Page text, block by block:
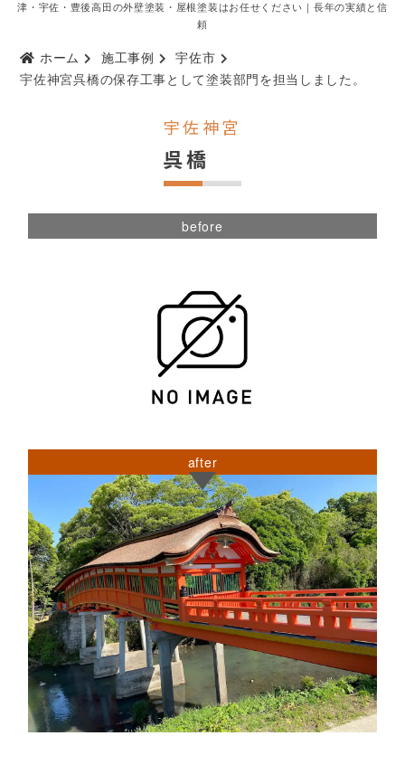
津・宇佐・豊後高田の外壁塗装・屋根塗装はお任せください｜長年の実績と信
頼
ホーム 施工事例
宇佐市
宇佐神宮呉橋の保存工事として塗装部門を担当しました。
宇佐神宮
呉橋
before
after